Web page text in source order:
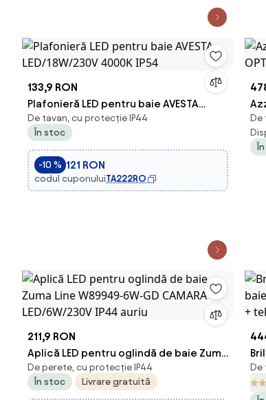
133,9 RON
Plafonieră LED pentru baie AVESTA
LED/18W/230V 4000K IP54
De tavan, cu protecție IP44
În stoc
-10 % 121 RON
codul cuponuluiTA222RO
De
211,9 RON
Aplică LED pentru oglindă de baie Zuma
Line W89949-6W-GD CAMARA
LED/6W/230V IP44 auriu
De perete, cu protecție IP44
În stoc
Livrare gratuită
De